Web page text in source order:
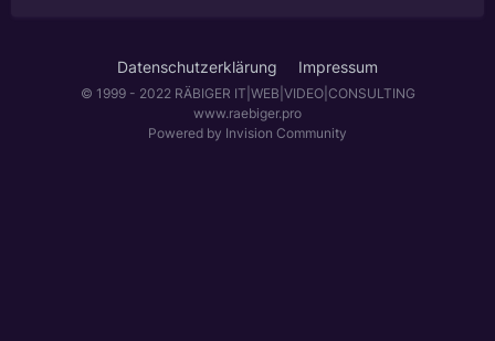
Datenschutzerklärung Impressum
© 1999 - 2022 RÄBIGER IT|WEB|VIDEO|CONSULTING
www.raebiger.pro
Powered by Invision Community